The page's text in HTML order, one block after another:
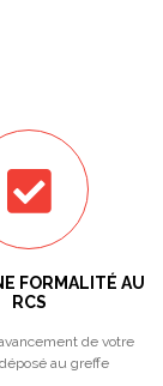
FORMALITÉ AU
RCS
de votre
au greffe